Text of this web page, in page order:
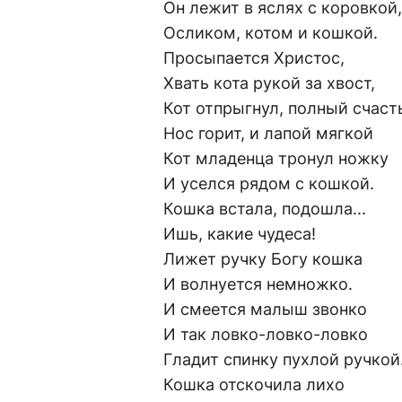
Он лежит в яслях с коровкой,
Осликом, котом и кошкой.
Просыпается Христос,
Хвать кота рукой за хвост,
Кот отпрыгнул, полный
Нос горит, и лапой мягкой
Кот младенца тронул ножку
И уселся рядом с кошкой.
Кошка встала, подошла...
Ишь, какие чудеса!
Лижет ручку Богу кошка
И волнуется немножко.
И смеется малыш звонко
И так ловко-ловко-ловко
Гладит спинку пухлой
Кошка отскочила лихо